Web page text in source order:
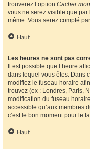
trouverez l’option Cacher
vous ne serez visible que
même. Vous serez compté
Haut
Les heures ne sont pas
Il est possible que l’heure
dans lequel vous êtes. Dans
modifiez le fuseau horaire
trouvez (ex : Londres, Paris,
modification du fuseau
accessible qu’aux membres
c’est le bon moment pour le
Haut